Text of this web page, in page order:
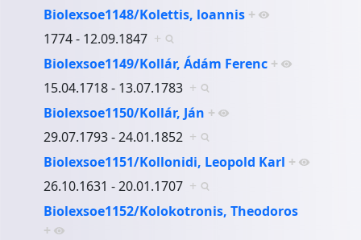
Biolexsoe1148/Kolettis, loannis +
1774 - 12.09.1847 +
Biolexsoe1149/Kollár, Ádám Ferenc +
15.04.1718 - 13.07.1783 +
Biolexsoe1150/Kollár, Ján +
29.07.1793 - 24.01.1852 +
Biolexsoe1151/Kollonidi, Leopold Karl +
26.10.1631 - 20.01.1707 +
Biolexsoe1152/Kolokotronis, Theodoros
+